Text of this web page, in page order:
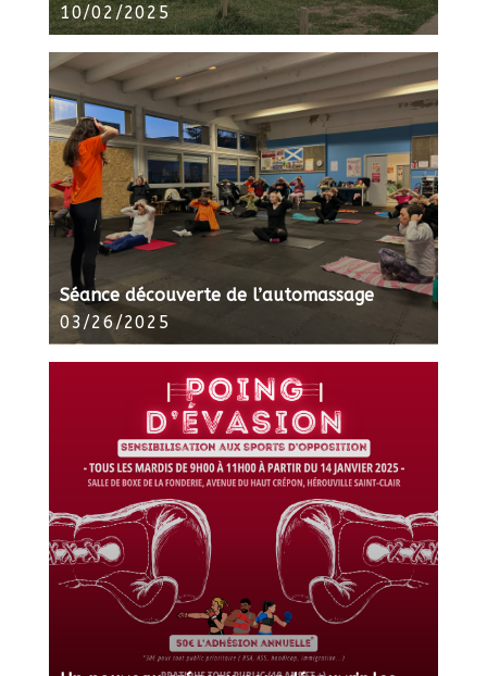
10/02/2025
Séance découverte de l’automassage
03/26/2025